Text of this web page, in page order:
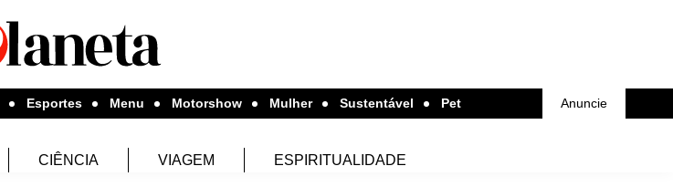
Esportes Menu Motorshow Mulher Sustentável Pet Anuncie
CIÊNCIA VIAGEM ESPIRITUALIDADE